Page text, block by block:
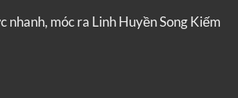
nhanh, móc ra Linh Huyền Song Kiếm